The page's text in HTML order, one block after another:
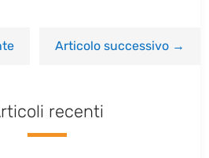
Articolo successivo→
recenti